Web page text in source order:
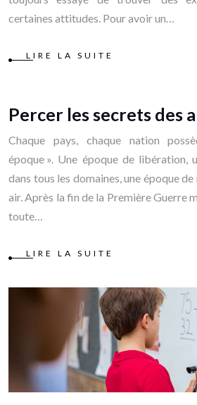
certaines attitudes. Pour avoir un…
LIRE LA SUITE
Percer les secrets des
Chaque pays, chaque nation
époque ». Une époque de libération,
dans tous les domaines, une époque
air. Après la fin de la Première Guerre
toute…
LIRE LA SUITE